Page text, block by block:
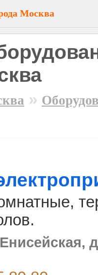
Москва
»